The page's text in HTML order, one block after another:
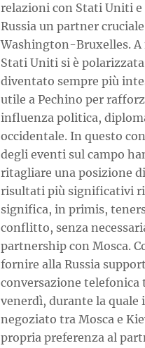
relazioni con Stati Uniti e
Russia un partner
Washington-Bruxelles. A
Stati Uniti si è
diventato sempre più
utile a Pechino per
influenza politica,
occidentale. In questo
degli eventi sul campo
ritagliare una posizione
risultati più significativi
significa, in primis,
conflitto, senza
partnership con Mosca.
fornire alla Russia
conversazione telefonica
venerdì, durante la quale
negoziato tra Mosca e
propria preferenza al